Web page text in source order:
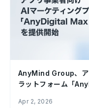
AnyMind Group、ア
ラットフォーム「
Apr 2, 2026